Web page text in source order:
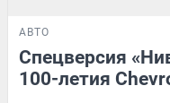
АВТО
Спецверсия
100-летия